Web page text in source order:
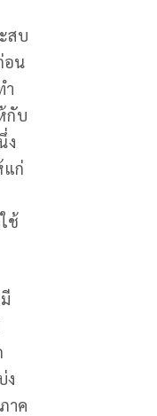
สบ
อน
ำ
กับ
ง
แก่
ช้
ง
าค